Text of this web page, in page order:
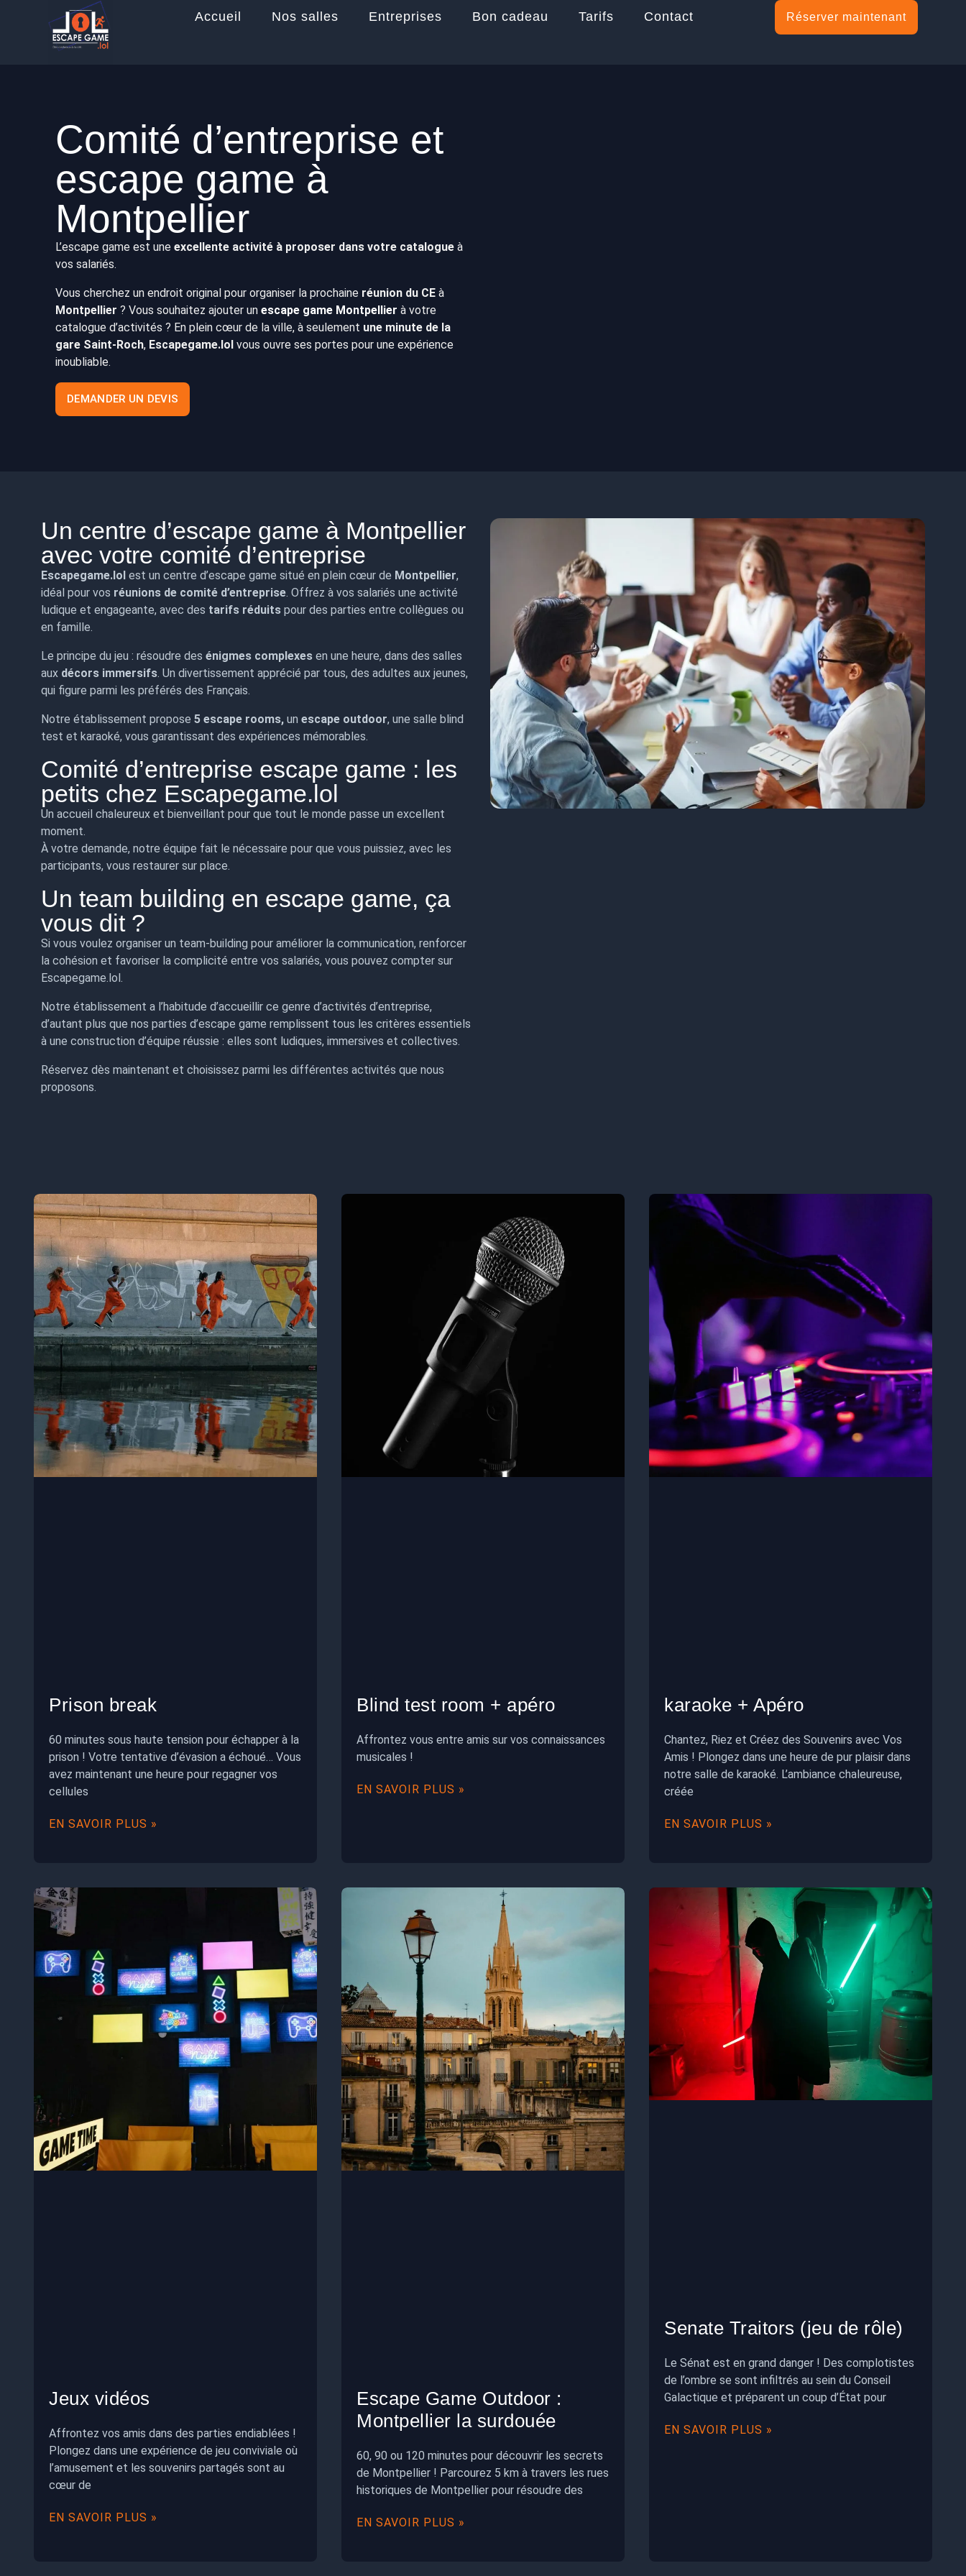
Accueil Nos salles Entreprises Bon cadeau Tarifs Contact Réserver maintenant
Comité d’entreprise et
escape game à
Montpellier
L’escape game est uneexcellente activité à proposer dans votre catalogue à
vos salariés.
Vous cherchez un endroit original pour organiser la prochaine réunion du CE à
Montpellier ? Vous souhaitez ajouter unescape game Montpellier à votre
catalogue d’activités ? En plein cœur de la ville, à seulement une minute de la
gare Saint-Roch, Escapegame.lol vous ouvre ses portes pour une expérience
inoubliable.
DEMANDER UN DEVIS
Un centre d’escape game à Montpellier
avec votre comité d’entreprise
Escapegame.lol est un centre d’escape game situé en plein cœur de Montpellier,
idéal pour vos réunions de comité d’entreprise. Offrez à vos salariés une activité
ludique et engageante, avec des tarifs réduits pour des parties entre collègues ou
en famille.
Le principe du jeu : résoudre des énigmes complexes en une heure, dans des salles
aux décors immersifs. Un divertissement apprécié par tous, des adultes aux jeunes,
qui figure parmi les préférés des Français.
Notre établissement propose 5 escape rooms, un escape outdoor, une salle blind
test et karaoké, vous garantissant des expériences mémorables.
Comité d’entreprise escape game : les
petits chez Escapegame.lol
Un accueil chaleureux et bienveillant pour que tout le monde passe un excellent
moment.
À votre demande, notre équipe fait le nécessaire pour que vous puissiez, avec les
participants, vous restaurer sur place.
Un team building en escape game, ça
vous dit ?
Si vous voulez organiser un team-building pour améliorer la communication, renforcer
la cohésion et favoriser la complicité entre vos salariés, vous pouvez compter sur
Escapegame.lol.
Notre établissement a l’habitude d’accueillir ce genre d’activités d’entreprise,
d’autant plus que nos parties d’escape game remplissent tous les critères essentiels
à une construction d’équipe réussie : elles sont ludiques, immersives et collectives.
Réservez dès maintenant et choisissez parmi les différentes activités que nous
proposons.
Prison break
60 minutes sous haute tension pour échapper à la
prison ! Votre tentative d’évasion a échoué… Vous
avez maintenant une heure pour regagner vos
cellules
EN SAVOIR PLUS »
Blind test room + apéro
Affrontez vous entre amis sur vos connaissances
musicales !
EN SAVOIR PLUS »
karaoke + Apéro
Chantez, Riez et Créez des Souvenirs avec Vos
Amis ! Plongez dans une heure de pur plaisir dans
notre salle de karaoké. L’ambiance chaleureuse,
créée
EN SAVOIR PLUS »
Jeux vidéos
Affrontez vos amis dans des parties endiablées !
Plongez dans une expérience de jeu conviviale où
l’amusement et les souvenirs partagés sont au
cœur de
EN SAVOIR PLUS »
Escape Game Outdoor :
Montpellier la surdouée
60, 90 ou 120 minutes pour découvrir les secrets
de Montpellier ! Parcourez 5 km à travers les rues
historiques de Montpellier pour résoudre des
EN SAVOIR PLUS »
Senate Traitors (jeu de rôle)
Le Sénat est en grand danger ! Des complotistes
de l’ombre se sont infiltrés au sein du Conseil
Galactique et préparent un coup d’État pour
EN SAVOIR PLUS »